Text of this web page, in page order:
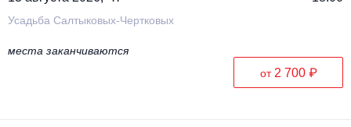
Усадьба Салтыковых-Чертковых
места заканчиваются
от 2 700 ₽